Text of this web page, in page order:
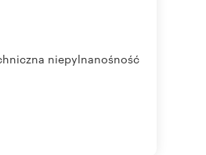
niepylnanośność